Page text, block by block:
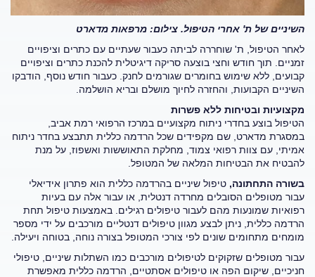
השיניים של ת' אחרי הטיפול. צילום: מרפאות מדארט
לאחר הטיפול, ת' שוחררה לביתה כעבור שעתיים עם כתרים וציפויים
זמניים. תוך חודש וחצי בוצעה סריקה דיגיטלית להכנת כתרים וציפויים
קבועים, ללא שימוש בחומרים שגורמים לחנק. כעבור חודש נוסף, הודבקו
השיניים הקבועות, והחזרה לחיוך מושלם ובריא הושלמה.
מקצועיות ובטיחות ללא פשרות
הטיפול בוצע בחדרי ניתוח מקצועיים במרכז הרפואי רמת אביב,
במסגרת מדארט, שם מקפידים שכל הרדמה כללית תתבצע בחדר ניתוח
אמיתי, עם צוות רפואי צמוד, מחלקת התאוששות ואשפוז, על מנת
להבטיח את הבטיחות המלאה של המטופל.
בשורה התחתונה, טיפול שיניים בהרדמה כללית הוא פתרון אידיאלי
עבור מטופלים הסובלים מחרדה דנטלית, או עבור אלה עם בעיות
רפואיות שמונעות מהם לעבור טיפולים רגילים. באמצעות טיפול תחת
הרדמה כללית, ניתן לבצע מגוון טיפולים דנטליים מורכבים על ידי מספר
מומחים מתחומים שונים לפי צורכי המטופל בצורה נוחה, בטוחה ויעילה.
עבור מטופלים שזקוקים לטיפולים מורכבים כמו השתלות שיניים, טיפולי
חניכיים, שיקום הפה או טיפולים אסתטיים, הרדמה כללית מאפשרת